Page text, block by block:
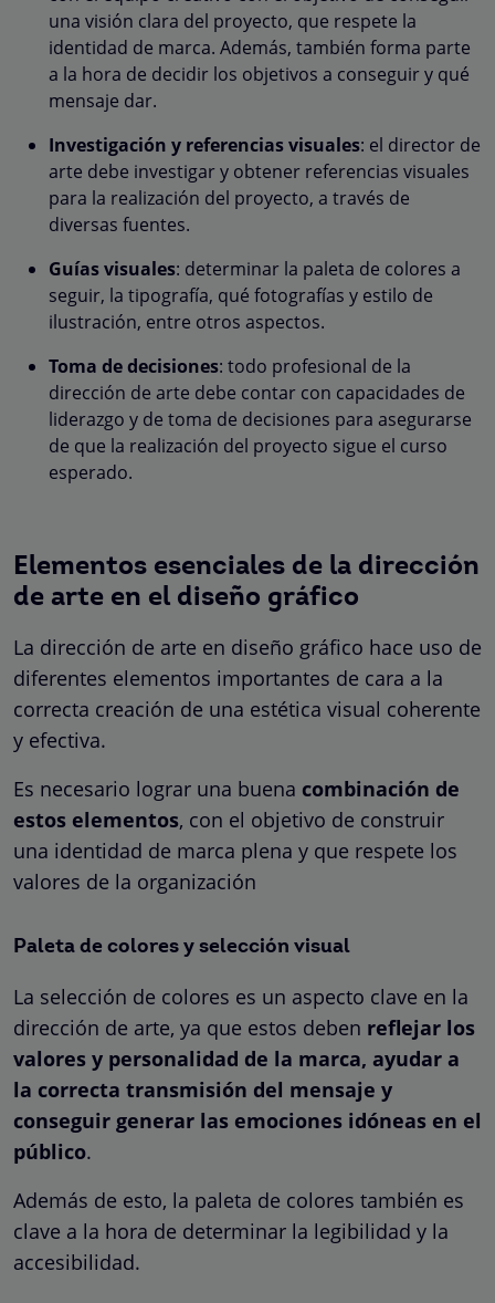
una visión clara del proyecto, que respete la
identidad de marca. Además, también forma parte
a la hora de decidir los objetivos a conseguir y qué
mensaje dar.
Investigación y referencias visuales: el director de
arte debe investigar y obtener referencias visuales
para la realización del proyecto, a través de
diversas fuentes.
Guías visuales: determinar la paleta de colores a
seguir, la tipografía, qué fotografías y estilo de
ilustración, entre otros aspectos.
Toma de decisiones: todo profesional de la
dirección de arte debe contar con capacidades de
liderazgo y de toma de decisiones para asegurarse
de que la realización del proyecto sigue el curso
esperado.
Elementos esenciales de la dirección
de arte en el diseño gráfico
La dirección de arte en diseño gráfico hace uso de
diferentes elementos importantes de cara a la
correcta creación de una estética visual coherente
y efectiva.
Es necesario lograr una buena combinación de
estos elementos, con el objetivo de construir
una identidad de marca plena y que respete los
valores de la organización
Paleta de colores y selección visual
La selección de colores es un aspecto clave en la
dirección de arte, ya que estos deben reflejar los
valores y personalidad de la marca, ayudar a
la correcta transmisión del mensaje y
conseguir generar las emociones idóneas en el
público.
Además de esto, la paleta de colores también es
clave a la hora de determinar la legibilidad y la
accesibilidad.